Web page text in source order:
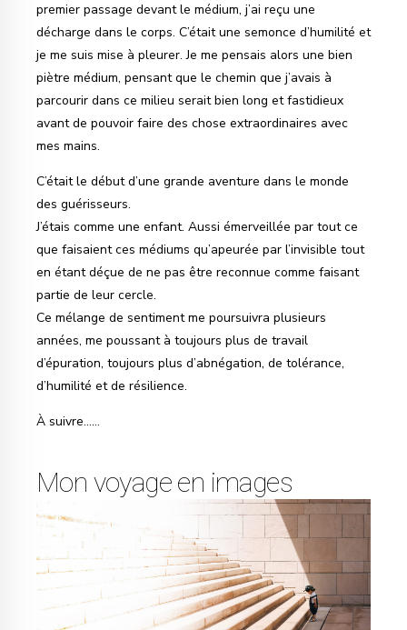
premier passage devant le médium, j’ai reçu une
décharge dans le corps. C’était une semonce d’humilité et
je me suis mise à pleurer. Je me pensais alors une bien
piètre médium, pensant que le chemin que j’avais à
parcourir dans ce milieu serait bien long et fastidieux
avant de pouvoir faire des chose extraordinaires avec
mes mains.
C’était le début d’une grande aventure dans le monde
des guérisseurs.
J’étais comme une enfant. Aussi émerveillée par tout ce
que faisaient ces médiums qu’apeurée par l’invisible tout
en étant déçue de ne pas être reconnue comme faisant
partie de leur cercle.
Ce mélange de sentiment me poursuivra plusieurs
années, me poussant à toujours plus de travail
d’épuration, toujours plus d’abnégation, de tolérance,
d’humilité et de résilience.
À suivre……
Mon voyage en images